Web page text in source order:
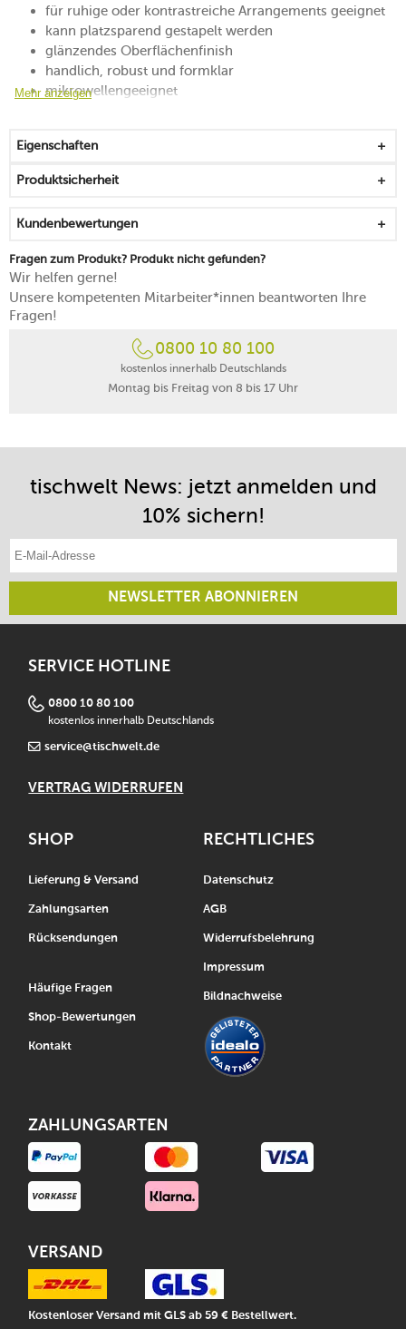
für ruhige oder kontrastreiche Arrangements geeignet
kann platzsparend gestapelt werden
glänzendes Oberflächenfinish
handlich, robust und formklar
mikrowellengeeignet
Mehr anzeigen
Eigenschaften
Produktsicherheit
Kundenbewertungen
Fragen zum Produkt? Produkt nicht gefunden?
Wir helfen gerne!
Unsere kompetenten Mitarbeiter*innen beantworten Ihre
Fragen!
0800 10 80 100
kostenlos innerhalb Deutschlands
Montag bis Freitag von 8 bis 17 Uhr
tischwelt News: jetzt anmelden und
10% sichern!
NEWSLETTER ABONNIEREN
SERVICE HOTLINE
0800 10 80 100
kostenlos innerhalb Deutschlands
service@tischwelt.de
VERTRAG WIDERRUFEN
SHOP
Lieferung & Versand
Zahlungsarten
Rücksendungen
Häufige Fragen
Shop-Bewertungen
Kontakt
RECHTLICHES
Datenschutz
AGB
Widerrufsbelehrung
Impressum
Bildnachweise
ZAHLUNGSARTEN
VERSAND
Kostenloser Versand mit GLS ab 59 € Bestellwert.